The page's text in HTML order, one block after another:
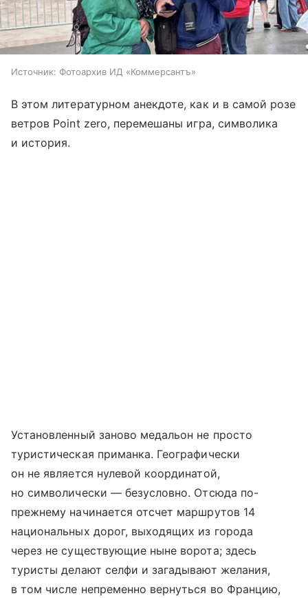
Источник: Фотоархив ИД «Коммерсантъ»
В этом литературном анекдоте, как и в самой розе
ветров Point zero, перемешаны игра, символика
и история.
Установленный заново медальон не просто
туристическая приманка. Географически
он не является нулевой координатой,
но символически — безусловно. Отсюда по-
прежнему начинается отсчет маршрутов 14
национальных дорог, выходящих из города
через не существующие ныне ворота; здесь
туристы делают селфи и загадывают желания,
в том числе непременно вернуться во Францию,